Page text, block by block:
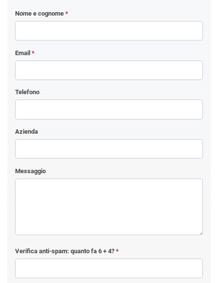
Nome e cognome *
Email *
Telefono
Azienda
Messaggio
Verifica anti-spam: quanto fa 6 + 4? *